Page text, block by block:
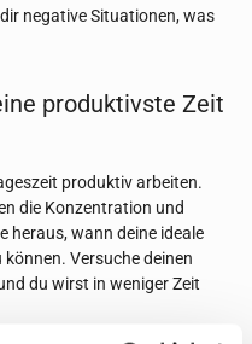
negative Situationen, was
produktivste Zeit
produktiv arbeiten.
die Konzentration und
heraus, wann deine ideale
Versuche deinen
du wirst in weniger Zeit